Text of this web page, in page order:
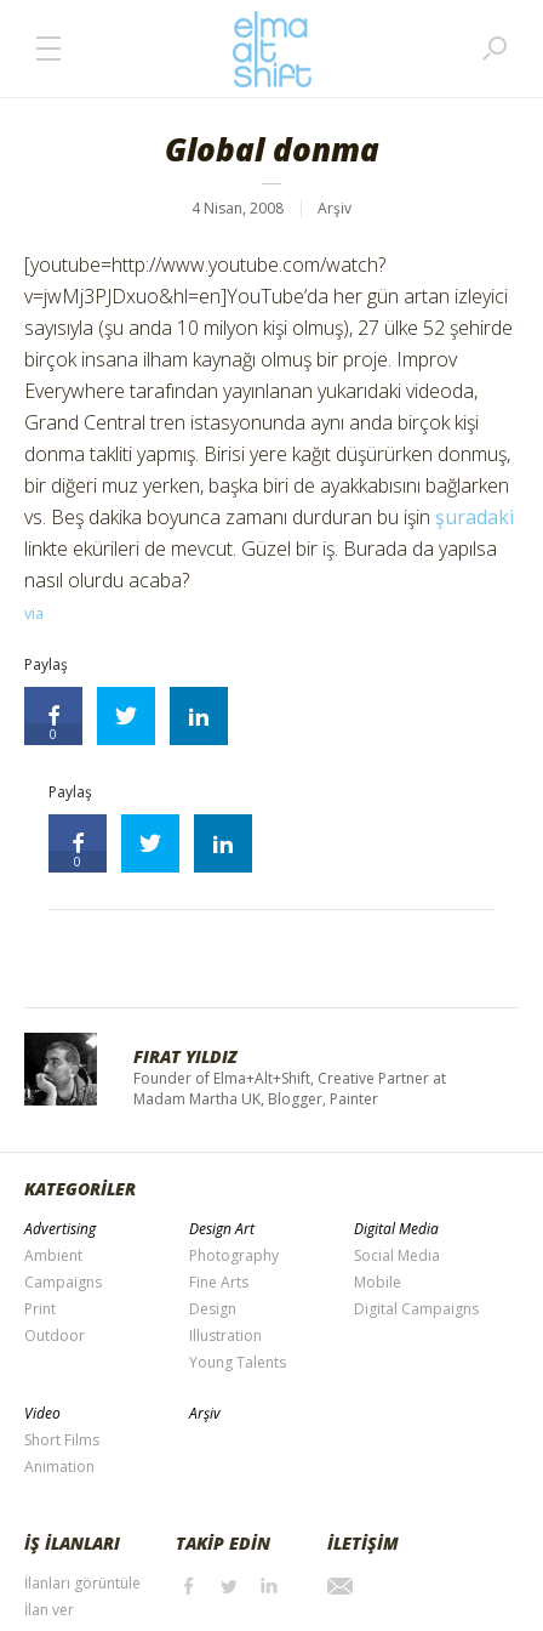
Global donma
4 Nisan, 2008 Arşiv
[youtube=http://www.youtube.com/watch?
v=jwMj3PJDxuo&hl=en]YouTube’da her gün artan izleyici
sayısıyla (şu anda 10 milyon kişi olmuş), 27 ülke 52 şehirde
birçok insana ilham kaynağı olmuş bir proje. Improv
Everywhere tarafından yayınlanan yukarıdaki videoda,
Grand Central tren istasyonunda aynı anda birçok kişi
donma takliti yapmış. Birisi yere kağıt düşürürken donmuş,
bir diğeri muz yerken, başka biri de ayakkabısını bağlarken
vs. Beş dakika boyunca zamanı durduran bu işin şuradaki
linkte ekürileri de mevcut. Güzel bir iş. Burada da yapılsa
nasıl olurdu acaba?
via
Paylaş
0
Paylaş
0
FIRAT YILDIZ
Founder of Elma+Alt+Shift, Creative Partner at
Madam Martha UK, Blogger, Painter
KATEGORİLER
Advertising
Ambient
Campaigns
Print
Outdoor
Design Art
Photography
Fine Arts
Design
Illustration
Young Talents
Digital Media
Social Media
Mobile
Digital Campaigns
Video
Short Films
Animation
Arşiv
İŞ İLANLARI
İlanları görüntüle
İlan ver
TAKİP EDİN İLETİŞİM